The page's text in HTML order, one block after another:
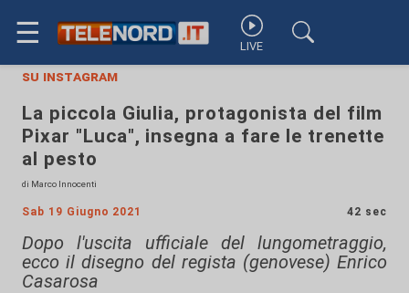
☰ LIVE
su instagram
La piccola Giulia, protagonista del film
Pixar "Luca", insegna a fare le trenette
al pesto
di Marco Innocenti
Sab 19 Giugno 2021 42 sec
Dopo l'uscita ufficiale del lungometraggio,
ecco il disegno del regista (genovese) Enrico
Casarosa